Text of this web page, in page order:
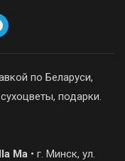
по Беларуси,
подарки.
Ma • г. Минск, ул.